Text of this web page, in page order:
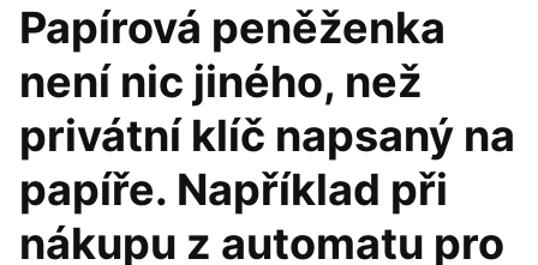
Papírová peněženka
není nic jiného, než
privátní klíč napsaný na
papíře. Například při
nákupu z automatu pro